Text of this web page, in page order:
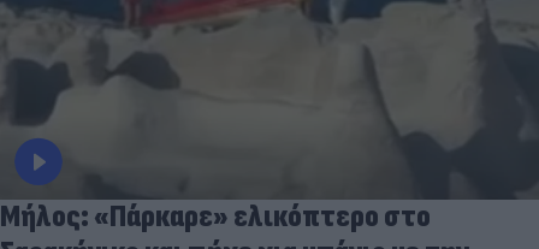
Μήλος: «Πάρκαρε» ελικόπτερο στο